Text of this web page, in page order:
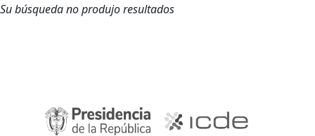
Su búsqueda no produjo resultados